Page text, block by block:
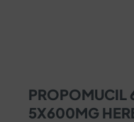
PROPOMUCIL
5X600MG